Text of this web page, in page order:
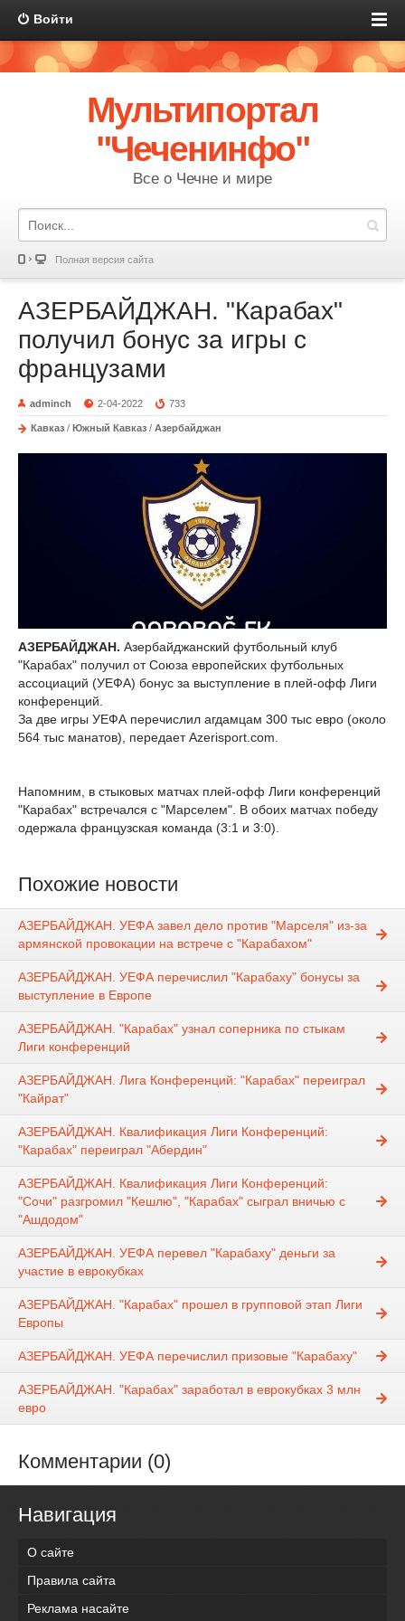
Войти
Мультипортал
"Чеченинфо"
Все о Чечне и мире
Полная версия сайта
АЗЕРБАЙДЖАН. "Карабах"
получил бонус за игры с
французами
adminch 2-04-2022 733
Кавказ / Южный Кавказ / Азербайджан
АЗЕРБАЙДЖАН. Азербайджанский футбольный клуб
"Карабах" получил от Союза европейских футбольных
ассоциаций (УЕФА) бонус за выступление в плей-офф Лиги
конференций.
За две игры УЕФА перечислил агдамцам 300 тыс евро (около
564 тыс манатов), передает Azerisport.com.
Напомним, в стыковых матчах плей-офф Лиги конференций
"Карабах" встречался с "Марселем". В обоих матчах победу
одержала французская команда (3:1 и 3:0).
Похожие новости
АЗЕРБАЙДЖАН. УЕФА завел дело против "Марселя" из-за
армянской провокации на встрече с "Карабахом"
АЗЕРБАЙДЖАН. УЕФА перечислил "Карабаху" бонусы за
выступление в Европе
АЗЕРБАЙДЖАН. "Карабах" узнал соперника по стыкам
Лиги конференций
АЗЕРБАЙДЖАН. Лига Конференций: "Карабах" переиграл
"Кайрат"
АЗЕРБАЙДЖАН. Квалификация Лиги Конференций:
"Карабах" переиграл "Абердин"
АЗЕРБАЙДЖАН. Квалификация Лиги Конференций:
"Сочи" разгромил "Кешлю", "Карабах" сыграл вничью с
"Ашдодом"
АЗЕРБАЙДЖАН. УЕФА перевел "Карабаху" деньги за
участие в еврокубках
АЗЕРБАЙДЖАН. "Карабах" прошел в групповой этап Лиги
Европы
АЗЕРБАЙДЖАН. УЕФА перечислил призовые "Карабаху"
АЗЕРБАЙДЖАН. "Карабах" заработал в еврокубках 3 млн
евро
Комментарии (0)
Навигация
О сайте
Правила сайта
Реклама насайте